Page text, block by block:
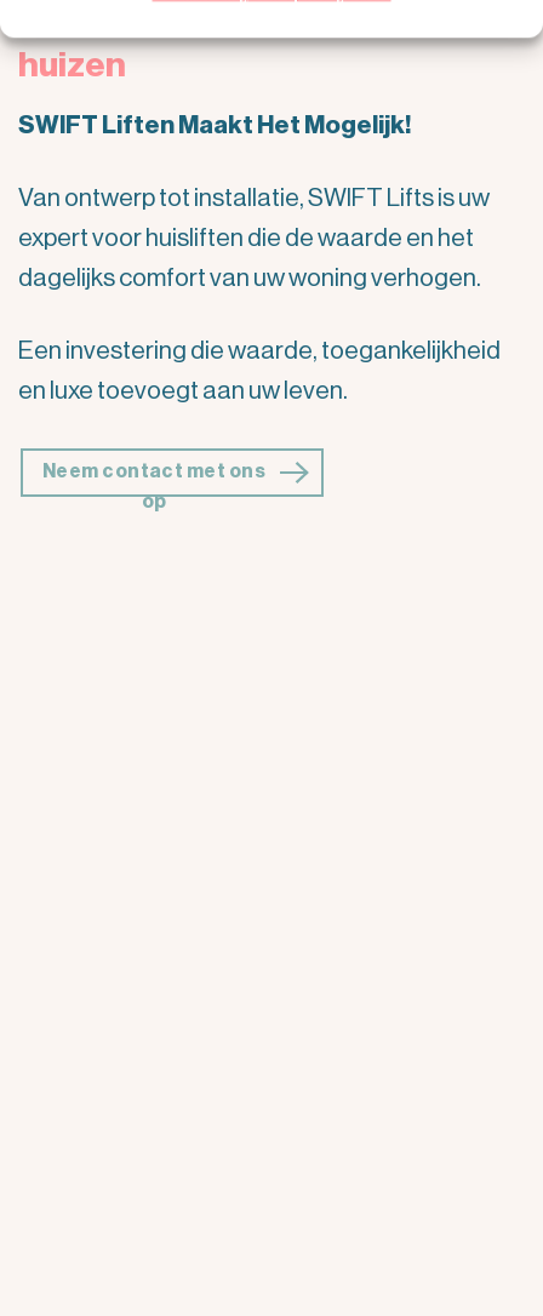
huizen
SWIFT Liften Maakt Het Mogelijk!
Van ontwerp tot installatie, SWIFT Lifts is uw
expert voor huisliften die de waarde en het
dagelijks comfort van uw woning verhogen.
Een investering die waarde, toegankelijkheid
en luxe toevoegt aan uw leven.
Neem contact met ons
op